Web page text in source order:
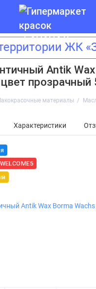
ЖК
Antik
прозрачный
материалы
Характеристики